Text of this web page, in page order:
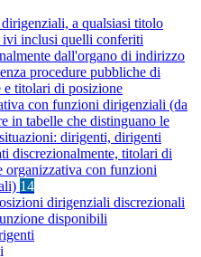
a qualsiasi titolo
inclusi quelli conferiti
dall'organo di indirizzo
procedure pubbliche di
e titolari di posizione
con funzioni dirigenziali (da
in tabelle che distinguano le
dirigenti, dirigenti
discrezionalmente, titolari di
organizzativa con funzioni
14
dirigenziali discrezionali
disponibili